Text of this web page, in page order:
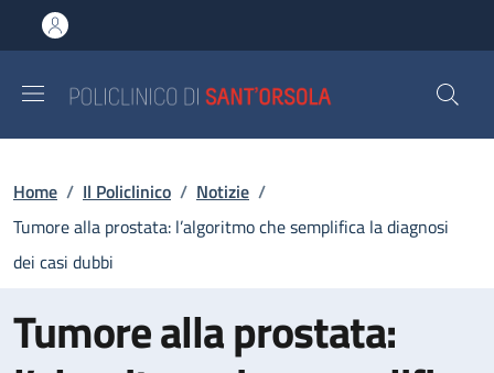
al contenuto principale
to footer content
Briciole di pane
Home / Il Policlinico / Notizie /
Tumore alla prostata: l’algoritmo che semplifica la diagnosi
dei casi dubbi
Tumore alla prostata: